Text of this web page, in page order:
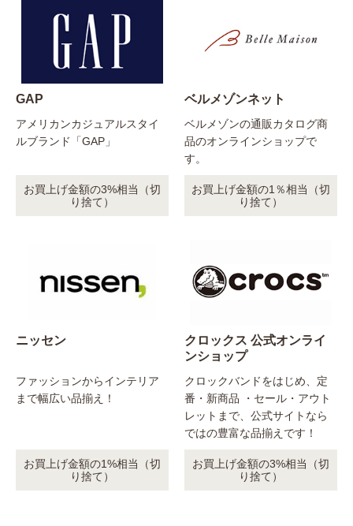
GAP
アメリカンカジュアルスタイ
ルブランド「GAP」
お買上げ金額の3%相当（切
り捨て）
ベルメゾンネット
ベルメゾンの通販カタログ商
品のオンラインショップで
す。
お買上げ金額の1％相当（切
り捨て）
ニッセン
ファッションからインテリア
まで幅広い品揃え！
お買上げ金額の1%相当（切
り捨て）
クロックス 公式オンライ
ンショップ
クロックバンドをはじめ、定
番・新商品 ・セール・アウト
レットまで、公式サイトなら
ではの豊富な品揃えです！
お買上げ金額の3%相当（切
り捨て）